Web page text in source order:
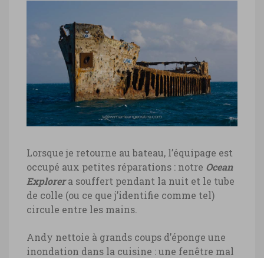
Bahamas, épave du Sapona,
archipel de Bimini
Bahamas, épave du Sapona, archipel de
Bimini © Marie-Ange Ostré
Bahamas, épave du Sapona,
archipel de Bimini
Bahamas, épave du Sapona, archipel de
Lorsque je retourne au bateau, l’équipage est
occupé aux petites réparations : notre Ocean
Explorera souffert pendant la nuit et le tube
de colle (ou ce que j’identifie comme tel)
circule entre les mains.
Andy nettoie à grands coups d’éponge une
inondation dans la cuisine : une fenêtre mal